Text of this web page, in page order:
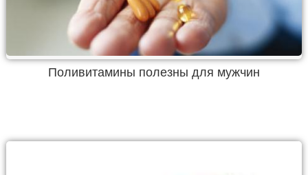
Поливитамины полезны для мужчин